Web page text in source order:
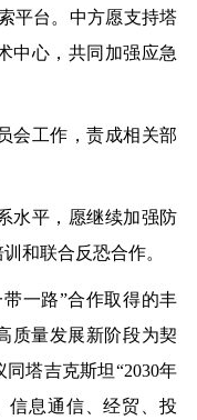
平台。中方愿支持塔
中心，共同加强应急
工作，责成相关部
平，愿继续加强防
和联合反恐合作。
一路”合作取得的丰
质量发展新阶段为契
塔吉克斯坦“2030年
信息通信、经贸、投